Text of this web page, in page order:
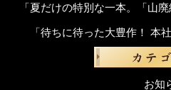
「夏だけの特別な一本。「山
「待ちに待った大豊作！ 本
お知